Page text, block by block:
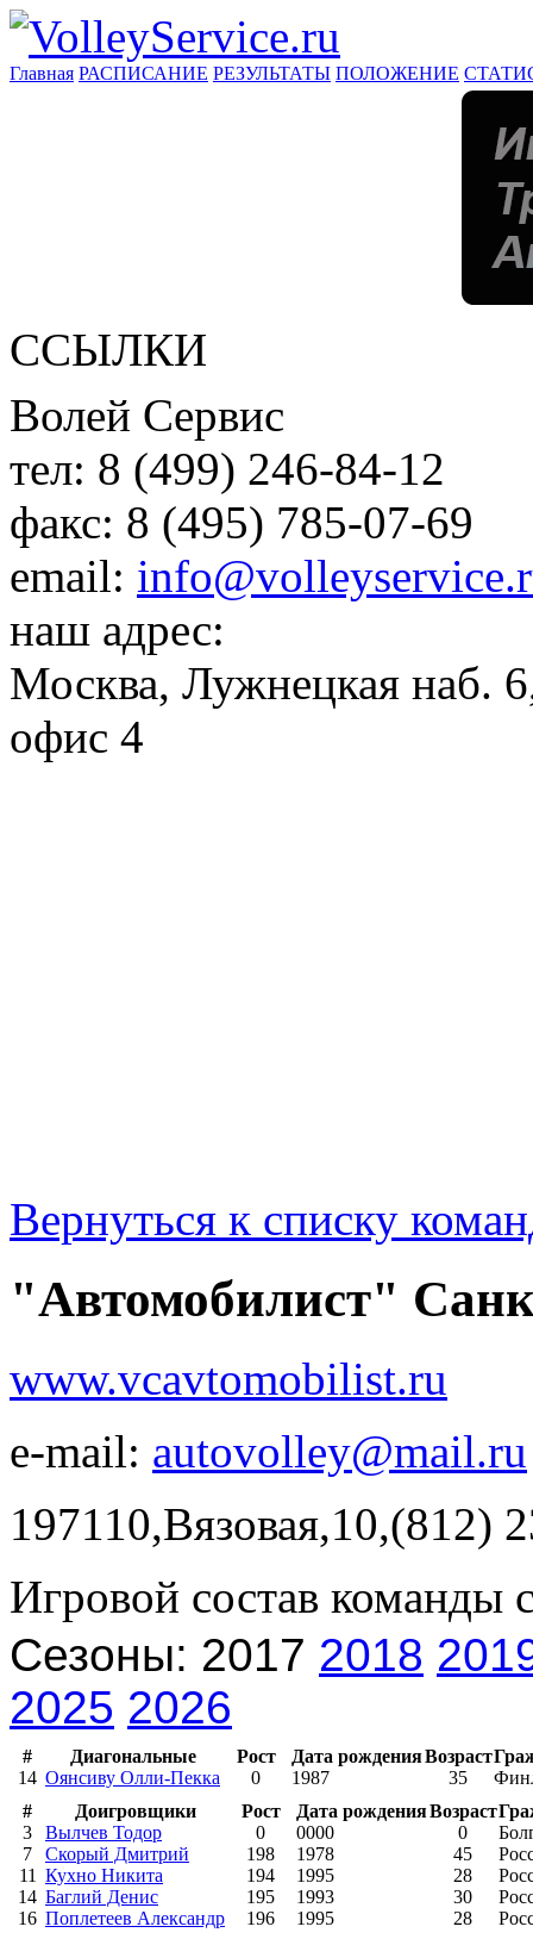
Главная РАСПИСАНИЕ РЕЗУЛЬТАТЫ ПОЛОЖЕНИЕ
ССЫЛКИ
Волей Сервис
тел: 8 (499) 246-84-12
факс: 8 (495) 785-07-69
email:
наш адрес:
Москва, Лужнецкая наб.
офис 4
Вернуться к списку
"Автомобилист"
www.vcavtomobilist.ru
e-mail: autovolley@mail.ru
197110,Вязовая,10,(812)
Игровой состав команды
Сезоны: 2017 2018
2025 2026
# Диагональные Рост Дата рожденияВозраст
14 Оянсиву Олли-Пекка 0 1987 35
#
Доигровщики Рост Дата рожденияВозраст
3
Вылчев Тодор 0 0000 0
7
Скорый Дмитрий 198 1978 45
11 Кухно Никита 194 1995 28
14 Баглий Денис 195 1993 30
16 Поплетеев Александр 196 1995 28